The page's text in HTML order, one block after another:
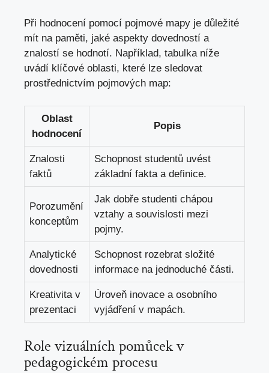
Při hodnocení pomocí pojmové mapy je důležité
mít na paměti, jaké aspekty dovedností a
znalostí se hodnotí. Například, tabulka níže
uvádí klíčové oblasti, které lze sledovat
prostřednictvím pojmových map:
Oblast
hodnocení
Popis
Znalosti
faktů
Schopnost studentů uvést
základní fakta a definice.
Porozumění
konceptům
Jak dobře studenti chápou
vztahy a souvislosti mezi
pojmy.
Analytické
dovednosti
Schopnost rozebrat složité
informace na jednoduché části.
Kreativita v
prezentaci
Úroveň inovace a osobního
vyjádření v mapách.
Role vizuálních pomůcek v
pedagogickém procesu